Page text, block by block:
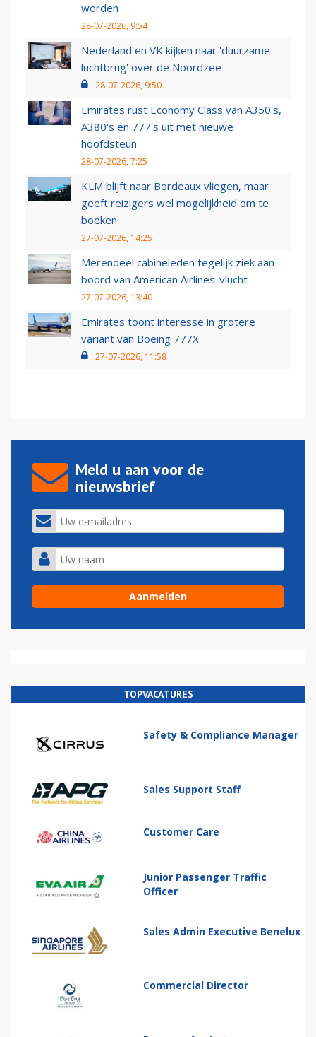
worden
28-07-2026, 9:54
Nederland en VK kijken naar 'duurzame
luchtbrug' over de Noordzee
28-07-2026, 9:50
Emirates rust Economy Class van A350's,
A380's en 777's uit met nieuwe
hoofdsteun
28-07-2026, 7:25
KLM blijft naar Bordeaux vliegen, maar
geeft reizigers wel mogelijkheid om te
boeken
27-07-2026, 14:25
Merendeel cabineleden tegelijk ziek aan
boord van American Airlines-vlucht
27-07-2026, 13:40
Emirates toont interesse in grotere
variant van Boeing 777X
27-07-2026, 11:58
Meld u aan voor de
nieuwsbrief
TOPVACATURES
Safety & Compliance Manager
Sales Support Staff
Customer Care
Junior Passenger Traffic
Officer
Sales Admin Executive Benelux
Commercial Director